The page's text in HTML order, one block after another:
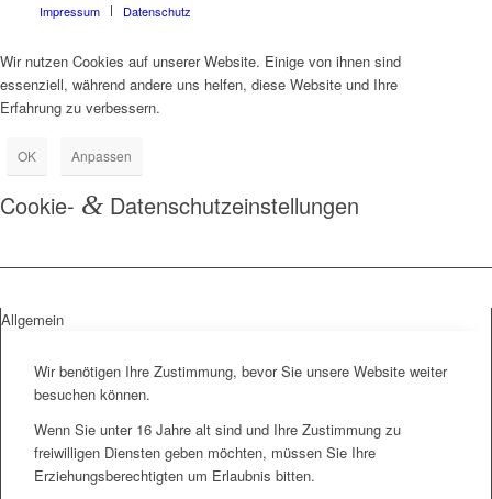
Impressum
Datenschutz
Wir nutzen Cookies auf unserer Website. Einige von ihnen sind
essenziell, während andere uns helfen, diese Website und Ihre
Erfahrung zu verbessern.
OK Anpassen
Cookie- & Datenschutzeinstellungen
Allgemein
Wir benötigen Ihre Zustimmung, bevor Sie unsere Website weiter
besuchen können.
Wenn Sie unter 16 Jahre alt sind und Ihre Zustimmung zu
freiwilligen Diensten geben möchten, müssen Sie Ihre
Erziehungsberechtigten um Erlaubnis bitten.